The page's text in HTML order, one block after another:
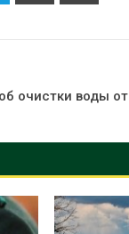
очистки воды от